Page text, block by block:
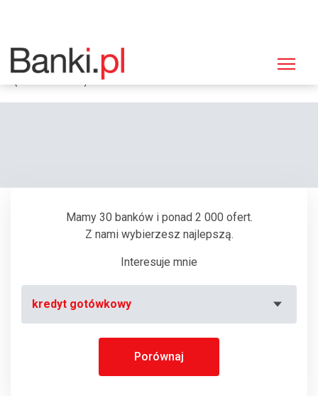
Strona główna
Bankomat Bank Zachodni WBK, Kołobrzeg, Rodziewiczówny 24
Mamy 30 banków i ponad 2 000 ofert.
Z nami wybierzesz najlepszą.
Interesuje mnie
kredyt gotówkowy
Porównaj